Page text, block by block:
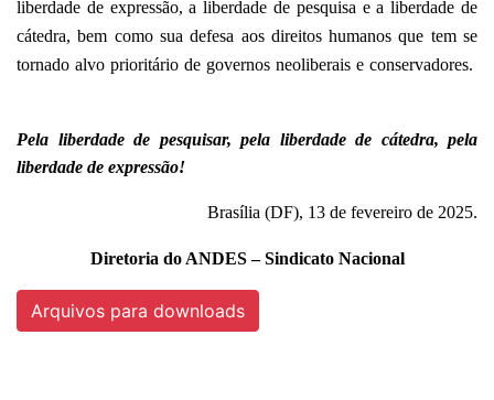
liberdade de expressão, a liberdade de pesquisa e a liberdade de
cátedra, bem como sua defesa aos direitos humanos que tem se
tornado alvo prioritário de governos neoliberais e conservadores.
Pela liberdade de pesquisar, pela liberdade de cátedra, pela
liberdade de expressão!
Brasília (DF), 13 de fevereiro de 2025.
Diretoria do ANDES – Sindicato Nacional
Arquivos para downloads